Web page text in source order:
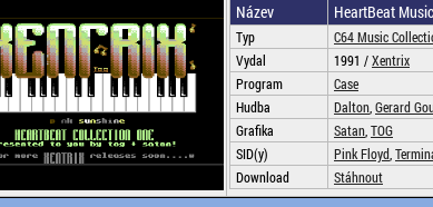
Název HeartBeat
Typ
C64 Music
Vydal
1991 /Xentrix
Program
Case
Hudba
Dalton Gerard
Grafika
Satan TOG
SID(y)
Pink Floyd
Download
Stáhnout